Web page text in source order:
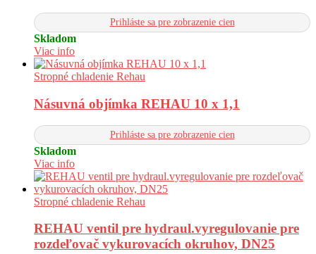
Prihláste sa pre zobrazenie cien
Skladom
Viac info
Stropné chladenie Rehau
Násuvná objímka REHAU 10 x 1,1
Prihláste sa pre zobrazenie cien
Skladom
Viac info
Stropné chladenie Rehau
REHAU ventil pre hydraul.vyregulovanie pre
rozdeľovač vykurovacích okruhov, DN25